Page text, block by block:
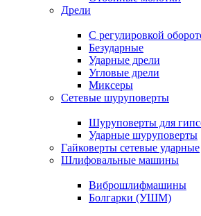
Дрели
С регулировкой
Безударные
Ударные дрели
Угловые дрели
Миксеры
Сетевые шуруповерты
Шуруповерты для
Ударные шуруповерты
Гайковерты сетевые ударные
Шлифовальные машины
Виброшлифмашины
Болгарки (УШМ)